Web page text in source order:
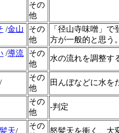
その
他
/金山
その
他
「径山寺味噌」
方が一般的と思う
/導流
その
他
水の流れを調整す
/
その
他
田んぼなどに水を
その
他
-判定
天/
その
怒髪天を衝く、大